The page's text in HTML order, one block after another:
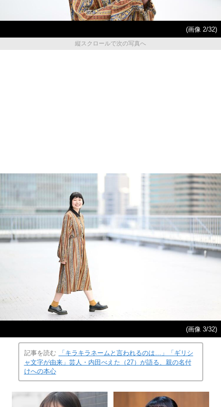
(画像 2/32)
縦スクロールで次の写真へ
(画像 3/32)
記事を読む
「キラキラネームと言われるのは…」「ギリシ
ャ文字が由来」芸人・内田べえた（27）が語る、親の名付
けへの本心